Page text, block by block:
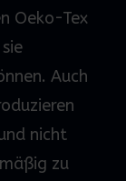
Oeko-Tex
Auch
nicht
zu